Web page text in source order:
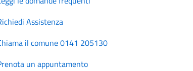
Assistenza
il comune 0141 205130
un appuntamento